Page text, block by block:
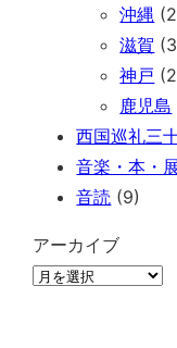
沖縄
滋賀
神戸
鹿児島
西国巡礼三
音楽・本・
音読 (9)
アーカイブ